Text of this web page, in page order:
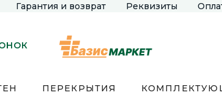
Гарантия и возврат Реквизиты
ПЕРЕКРЫТИЯ